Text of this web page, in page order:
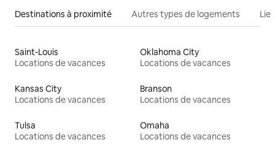
Destinations à proximité Autres types de logements
Saint-Louis
Locations de vacances
Oklahoma City
Locations de vacances
Kansas City
Locations de vacances
Branson
Locations de vacances
Tulsa
Locations de vacances
Omaha
Locations de vacances